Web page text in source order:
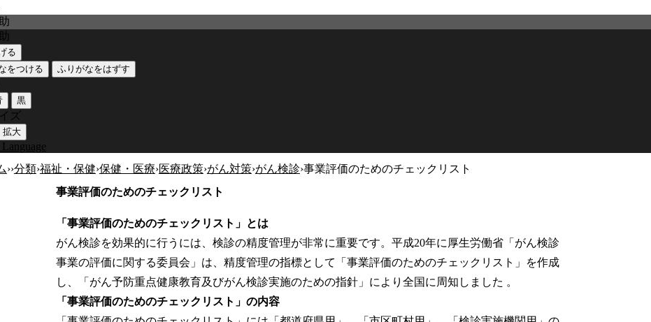
る
をつける
ふりがなをはずす
黒
ズ
拡大
››分類›福祉・保健›保健・医療›医療政策›がん対策›がん検診›事業評価のためのチェックリスト
事業評価のためのチェックリスト
「事業評価のためのチェックリスト」とは
がん検診を効果的に行うには、検診の精度管理が非常に重要です。平成20年に厚生労働省「がん検診
事業の評価に関する委員会」は、精度管理の指標として「事業評価のためのチェックリスト」を作成
し、「がん予防重点健康教育及びがん検診実施のための指針」により全国に周知しました 。
「事業評価のためのチェックリスト」の内容